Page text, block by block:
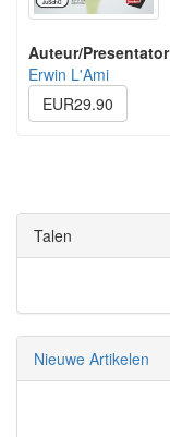
Auteur/Presentator
Erwin L'Ami
EUR29.90
Talen
Nieuwe Artikelen